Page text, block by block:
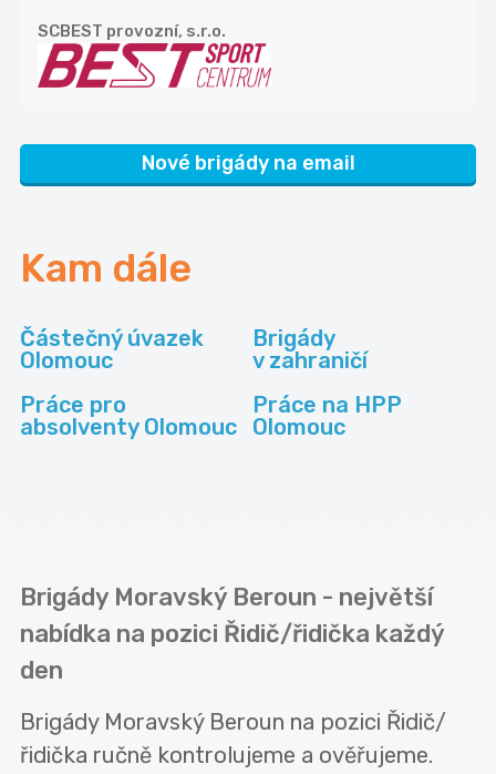
SCBEST provozní, s.r.o.
Nové brigády na email
Kam dále
Částečný úvazek
Olomouc
Brigády
v zahraničí
Práce pro
absolventy Olomouc
Práce na HPP
Olomouc
Brigády Moravský Beroun - největší
nabídka na pozici Řidič/řidička každý
den
Brigády Moravský Beroun na pozici Řidič/
řidička ručně kontrolujeme a ověřujeme.